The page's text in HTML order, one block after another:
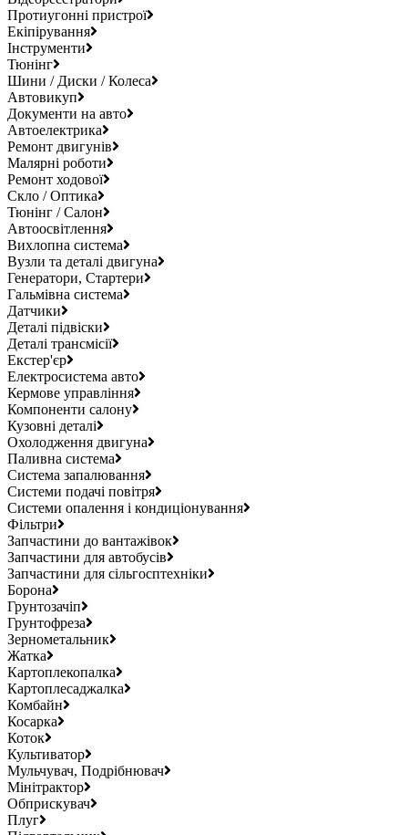
Протиугонні пристрої
Екіпірування
Інструменти
Тюнінг
Шини / Диски / Колеса
Автовикуп
Документи на авто
Автоелектрика
Ремонт двигунів
Малярні роботи
Ремонт ходової
Скло / Оптика
Тюнінг / Салон
Автоосвітлення
Вихлопна система
Вузли та деталі двигуна
Генератори, Стартери
Гальмівна система
Датчики
Деталі підвіски
Деталі трансмісії
Екстер'єр
Електросистема авто
Кермове управління
Компоненти салону
Кузовні деталі
Охолодження двигуна
Паливна система
Система запалювання
Системи подачі повітря
Системи опалення і кондиціонування
Фільтри
Запчастини до вантажівок
Запчастини для автобусів
Запчастини для сільгосптехніки
Борона
Грунтозачіп
Грунтофреза
Зернометальник
Жатка
Картоплекопалка
Картоплесаджалка
Комбайн
Косарка
Коток
Культиватор
Мульчувач, Подрібнювач
Мінітрактор
Обприскувач
Плуг